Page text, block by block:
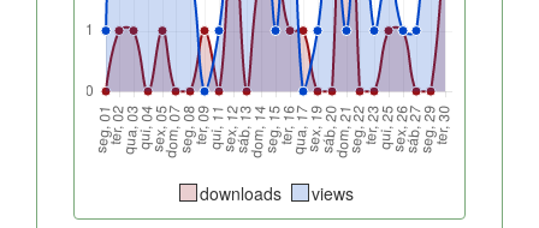
downloads views